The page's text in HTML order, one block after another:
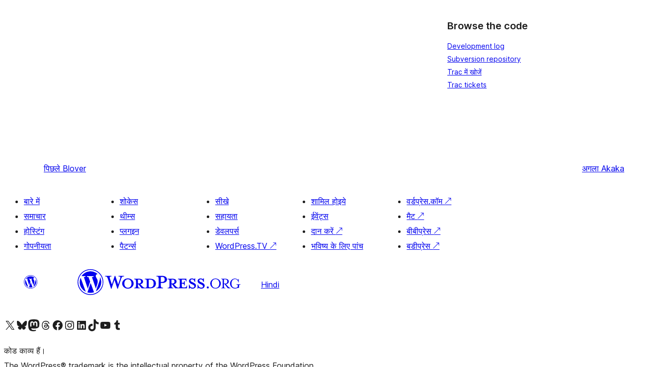
Browse the code
Development log
Subversion repository
Trac में खोजें
Trac tickets
पिछले Blover अगला Akaka
बारे में
समाचार
होस्टिंग
गोपनीयता
शोकेस
थीम्स
प्लगइन
पैटर्न्स
सीखे
सहायता
डेवलपर्स
WordPress.TV↗
शामिल होइये
ईवेंट्स
दान करें ↗
भविष्य के लिए पांच
वर्डप्रेस.कॉम↗
मैट↗
बीबीप्रेस↗
बडीप्रेस↗
Hindi
Visit our X (formerly Twitter) account
हमारे बलुस्की खाते पर जाएँVisit our Mastodon account
हमारे थ्रेड्स अकाउंट पर जाएंहमारे फेसबुक पेज पर जाएँहमारे इंस्टाग्राम अकाउंट पर जाएंहमारे लिंक्डइन खाते पर जाएँहमारे टिकटॉक खाते पर जाएँहमारे यूट्यूब चैनल पर जाएंहमारे Tumblr खाते पर जाएँ
कोड काव्य हैं।